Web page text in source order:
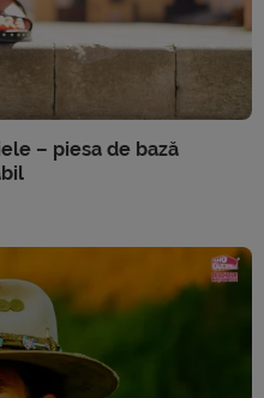
– piesa de bază